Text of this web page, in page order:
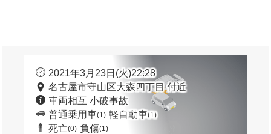
2021年3月23日(火)22:28
名古屋市守山区大森四丁目 付近
車両相互 小破事故
普通乗用車(1) 軽自動車(1)
死亡(0) 負傷(1)